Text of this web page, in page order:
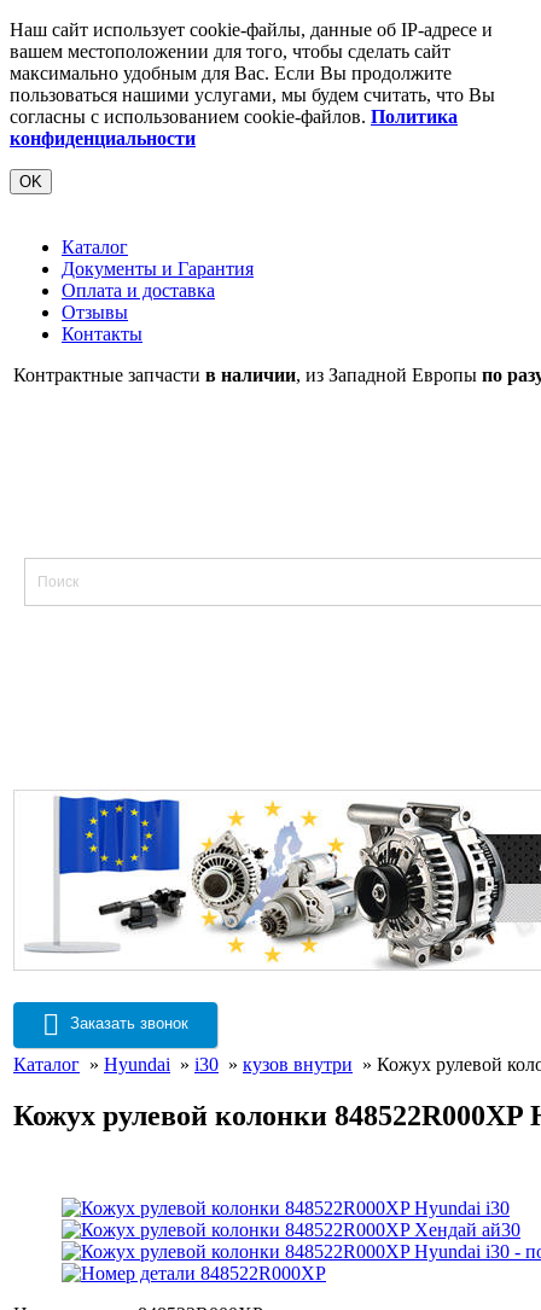
Наш сайт использует cookie-файлы, данные об IP-адресе и
вашем местоположении для того, чтобы сделать сайт
максимально удобным для Вас. Если Вы продолжите
пользоваться нашими услугами, мы будем считать, что Вы
согласны с использованием cookie-файлов. Политика
конфиденциальности
OK
Каталог
Документы и Гарантия
Оплата и доставка
Отзывы
Контакты
Контрактные запчасти в наличии, из Западной Европы по
Заказать звонок
Каталог » Hyundai » i30 » кузов внутри » Кожух рулевой
Кожух рулевой колонки 848522R000XP